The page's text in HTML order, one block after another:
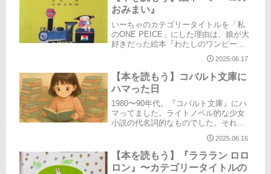
ていました。ここで語ることは憚られ
るほ...
おみまい』
いーちゃのカテゴリータイトルを「私
のONE PEICE」にした理由は、娘が大
好きだった絵本『わたしのワンピー
ス』から付けたということを書きまし
た。私自身も思い出深い絵本がいくつ
かあります。今では絶版になっていま
すが、当時出版されていた小学館...
2025.06.17
【本を読もう】コバルト文庫に
ハマった日
1980〜90年代。『コバルト文庫』にハ
マってました。ライトノベル的な少女
小説の代名詞的なものでした。それこ
そ当時はコバルト文庫の多さに圧倒さ
れつつ、貪るように読んでいた気がし
ます。本屋の本棚もかなり占領してい
ました。年のせいにしたくないけ...
2025.06.16
【本を読もう】『ラララン ロロ
ロン』〜カテゴリータイトルの